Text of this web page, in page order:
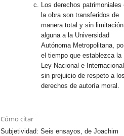
Los derechos patrimoniales
la obra son transferidos de
manera total y sin limitación
alguna a la Universidad
Autónoma Metropolitana,
el tiempo que establezca la
Ley Nacional e
sin prejuicio de respeto a los
derechos de autoría moral.
Cómo citar
Subjetividad: Seis ensayos, de Joachim